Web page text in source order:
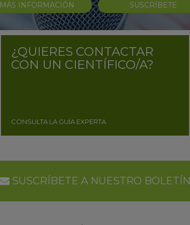
MÁS INFORMACIÓN SUSCRÍBETE
¿QUIERES CONTACTAR
CON UN CIENTÍFICO/A?
CONSULTA LA GUÍA EXPERTA
SUSCRÍBETE A NUESTRO BOLETÍN